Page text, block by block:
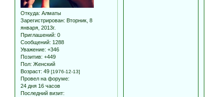
Откуда: Алматы
Зарегистрирован: Вторник, 8
января, 2013г.
Приглашений: 0
Сообщений: 1288
Уважение: +346
Позитив: +449
Пол: Женский
Возраст: 49 [1976-12-13]
Провел на форуме:
24 дня 16 часов
Последний визит: